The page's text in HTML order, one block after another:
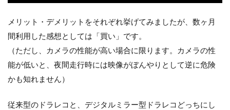
メリット・デメリットをそれぞれ挙げてみましたが、数ヶ月
間利用した感想としては「買い」です。
（ただし、カメラの性能が高い場合に限ります。カメラの性
能が低いと、夜間走行時には映像がぼんやりとして逆に危険
かも知れません）
従来型のドラレコと、デジタルミラー型ドラレコどっちにし